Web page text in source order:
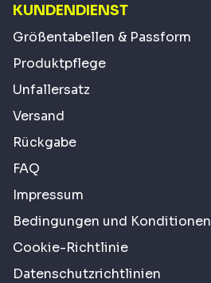
KUNDENDIENST
Größentabellen & Passform
Produktpflege
Unfallersatz
Versand
Rückgabe
FAQ
Impressum
Bedingungen und Konditionen
Cookie-Richtlinie
Datenschutzrichtlinien